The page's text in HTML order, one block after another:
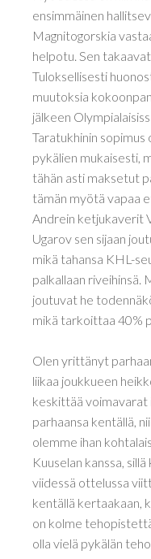
ensimmäinen
Magnitogorskia
helpotu. Sen
Tuloksellisesti
muutoksia
jälkeen
Taratukhinin
pykälien mukaisesti,
tähän asti maksetut
tämän myötä vapaa
Andrein ketjukaverit
Ugarov sen sijaan
mikä tahansa KHL-
palkallaan riveihinsä.
joutuvat he
mikä tarkoittaa 40%
Olen yrittänyt
liikaa joukkueen
keskittää voimavarat
parhaansa kentällä,
olemme ihan
Kuuselan kanssa,
viidessä ottelussa
kentällä kertaakaan,
on kolme
olla vielä pykälän